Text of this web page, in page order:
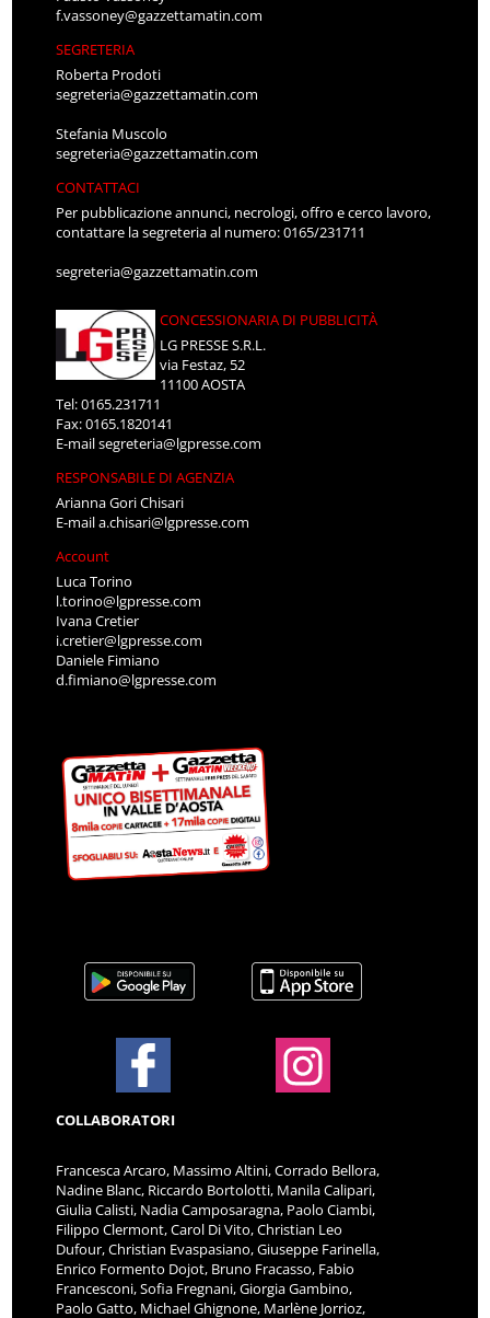
f.vassoney@gazzettamatin.com
SEGRETERIA
Roberta Prodoti
segreteria@gazzettamatin.com
Stefania Muscolo
segreteria@gazzettamatin.com
CONTATTACI
Per pubblicazione annunci, necrologi, offro e cerco lavoro,
contattare la segreteria al numero: 0165/231711
segreteria@gazzettamatin.com
CONCESSIONARIA DI PUBBLICITÀ
LG PRESSE S.R.L.
via Festaz, 52
11100 AOSTA
Tel: 0165.231711
Fax: 0165.1820141
E-mailsegreteria@lgpresse.com
RESPONSABILE DI AGENZIA
Arianna Gori Chisari
E-maila.chisari@lgpresse.com
Account
Luca Torino
l.torino@lgpresse.com
Ivana Cretier
i.cretier@lgpresse.com
Daniele Fimiano
d.fimiano@lgpresse.com
COLLABORATORI
Francesca Arcaro, Massimo Altini, Corrado Bellora,
Nadine Blanc, Riccardo Bortolotti, Manila Calipari,
Giulia Calisti, Nadia Camposaragna, Paolo Ciambi,
Filippo Clermont, Carol Di Vito, Christian Leo
Dufour, Christian Evaspasiano, Giuseppe Farinella,
Enrico Formento Dojot, Bruno Fracasso, Fabio
Francesconi, Sofia Fregnani, Giorgia Gambino,
Paolo Gatto, Michael Ghignone, Marlène Jorrioz,